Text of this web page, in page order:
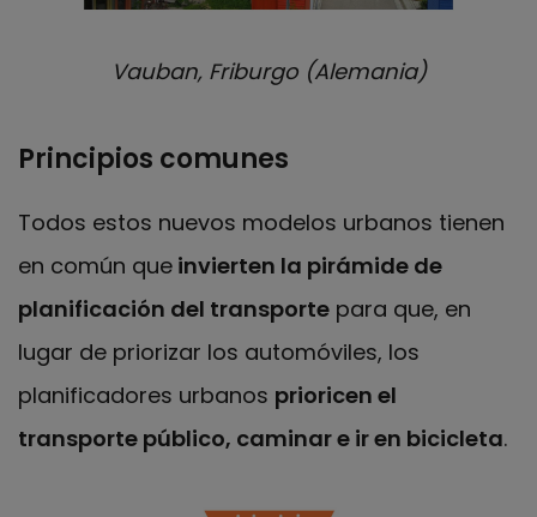
Vauban, Friburgo (Alemania)
Principios comunes
Todos estos nuevos modelos urbanos tienen
en común que invierten la pirámide de
planificación del transporte para que, en
lugar de priorizar los automóviles, los
planificadores urbanos prioricen el
transporte público, caminar e ir en bicicleta.